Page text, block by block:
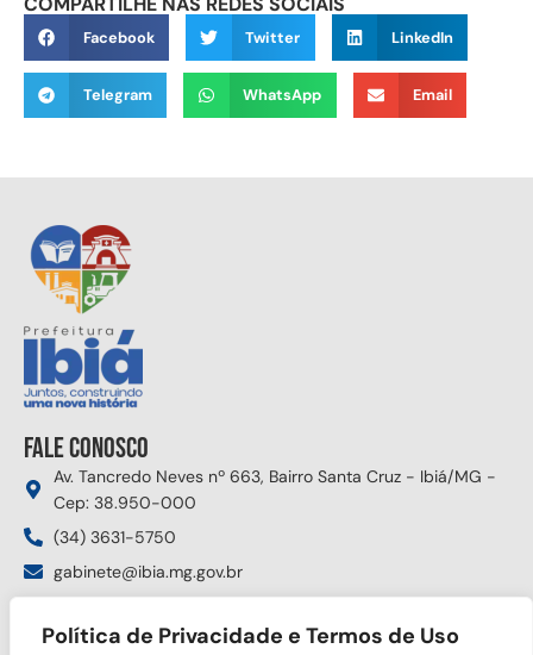
Política de Privacidade e Termos de Uso
Facebook Twitter LinkedIn
Telegram WhatsApp Email
Fale conosco
Av. Tancredo Neves nº 663, Bairro Santa Cruz - Ibiá/MG -
Cep: 38.950-000
(34) 3631-5750
gabinete@ibia.mg.gov.br